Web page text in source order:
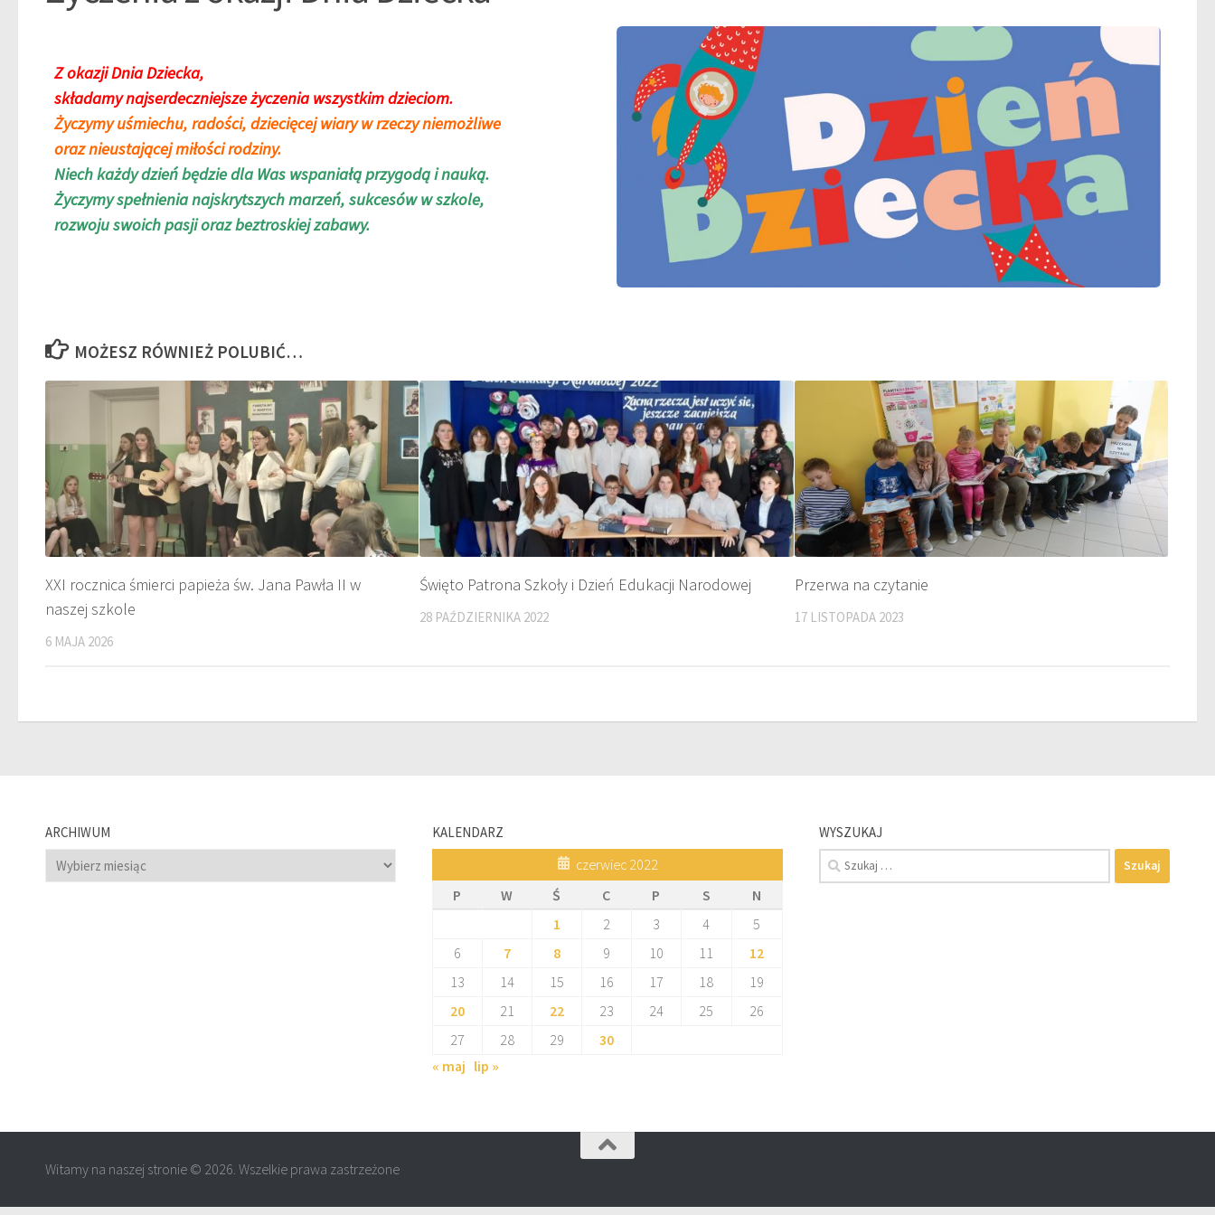
Z okazji Dnia Dziecka,
składamy najserdeczniejsze życzenia wszystkim dzieciom.
Życzymy uśmiechu, radości, dziecięcej wiary w rzeczy niemożliwe
oraz nieustającej miłości rodziny.
Niech każdy dzień będzie dla Was wspaniałą przygodą i nauką.
Życzymy spełnienia najskrytszych marzeń, sukcesów w szkole,
rozwoju swoich pasji oraz beztroskiej zabawy.
MOŻESZ RÓWNIEŻ POLUBIĆ…
XXI rocznica śmierci papieża św. Jana Pawła II w
naszej szkole
6 MAJA 2026
Święto Patrona Szkoły i Dzień Edukacji Narodowej
28 PAŹDZIERNIKA 2022
Przerwa na czytanie
17 LISTOPADA 2023
ARCHIWUM
Archiwum
KALENDARZ
czerwiec 2022
P
W Ś C P S
N
1
2 3 4
5
6
7 8 9 10 11
12
13
14 15 16 17 18
19
20
21 22 23 24 25
26
27
28 29
30
« maj lip »
WYSZUKAJ
Szukaj:
Witamy na naszej stronie © 2026. Wszelkie prawa zastrzeżone